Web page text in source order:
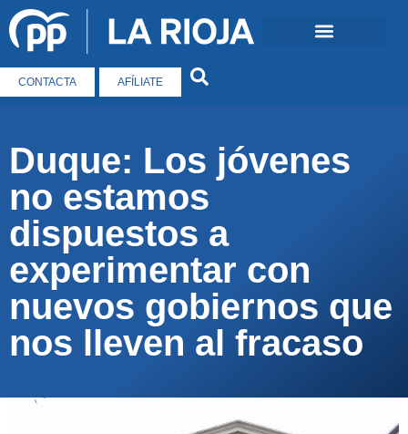
CONTACTA AFÍLIATE
Duque: Los jóvenes
no estamos
dispuestos a
experimentar con
nuevos gobiernos que
nos lleven al fracaso